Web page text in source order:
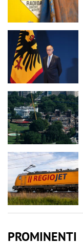
PROMINENTI